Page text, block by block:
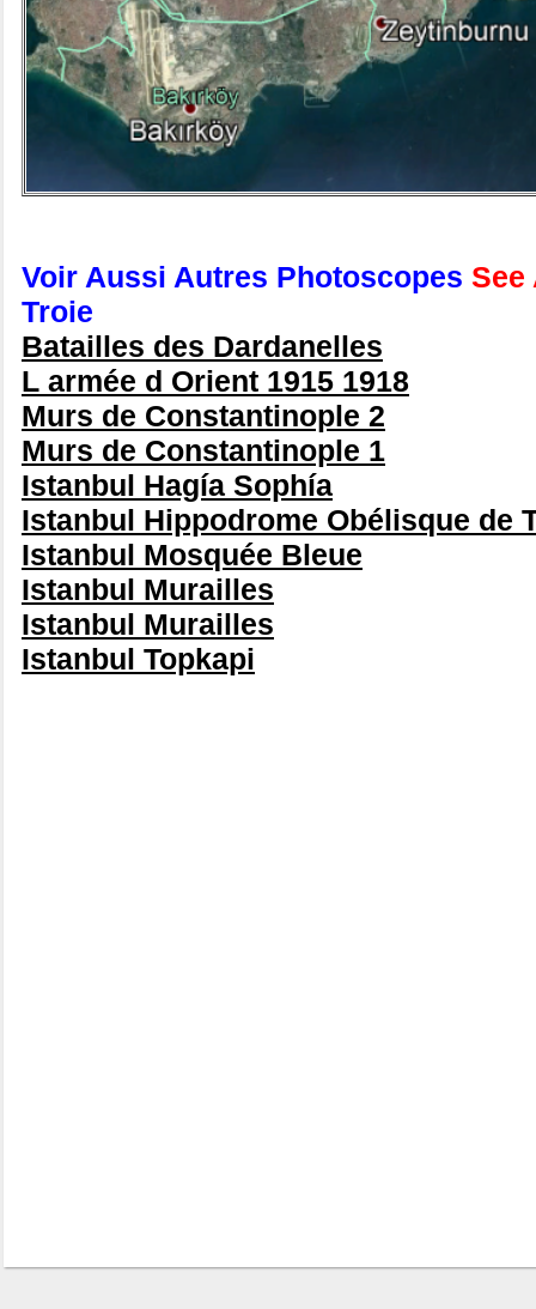
Voir Aussi Autres Photoscopes See
Troie
Batailles des Dardanelles
L armée d Orient 1915 1918
Murs de Constantinople 2
Murs de Constantinople 1
Istanbul Hagía Sophía
Istanbul Hippodrome Obélisque de
Istanbul Mosquée Bleue
Istanbul Murailles
Istanbul Murailles
Istanbul Topkapi